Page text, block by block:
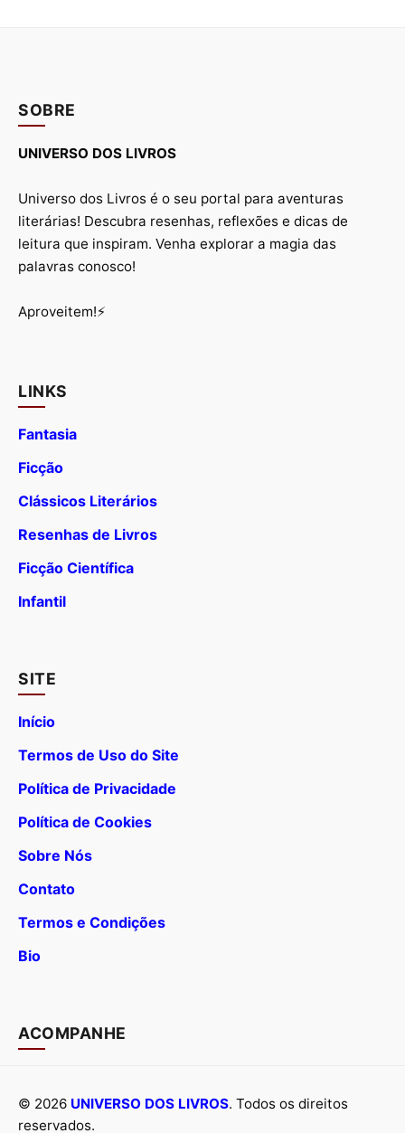
SOBRE
UNIVERSO DOS LIVROS
Universo dos Livros é o seu portal para aventuras
literárias! Descubra resenhas, reflexões e dicas de
leitura que inspiram. Venha explorar a magia das
palavras conosco!
Aproveitem!⚡
LINKS
Fantasia
Ficção
Clássicos Literários
Resenhas de Livros
Ficção Científica
Infantil
SITE
Início
Termos de Uso do Site
Política de Privacidade
Política de Cookies
Sobre Nós
Contato
Termos e Condições
Bio
ACOMPANHE
© 2026 UNIVERSO DOS LIVROS. Todos os direitos
reservados.